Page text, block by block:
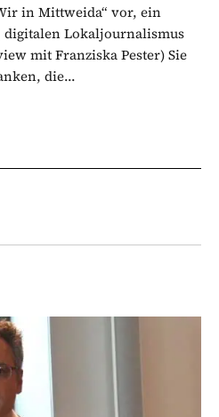
in Mittweida“ vor, ein
Lokaljournalismus
mit Franziska Pester) Sie
die...